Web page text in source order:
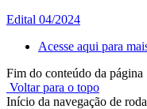
Edital 04/2024
Acesse aqui para
Fim do conteúdo da página
Voltar para o topo
Início da navegação de